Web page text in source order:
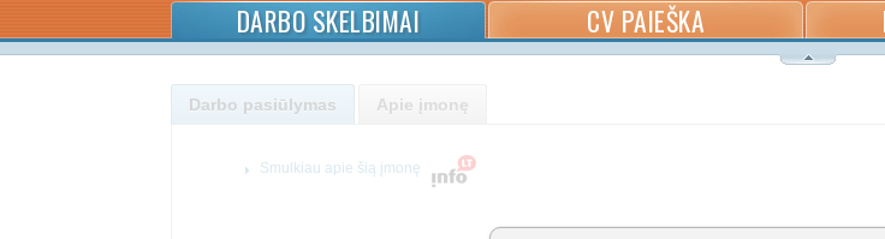
DARBO SKELBIMAI CV PAIEŠKA
Darbo pasiūlymas Apie įmonę
Smulkiau apie šią įmonę